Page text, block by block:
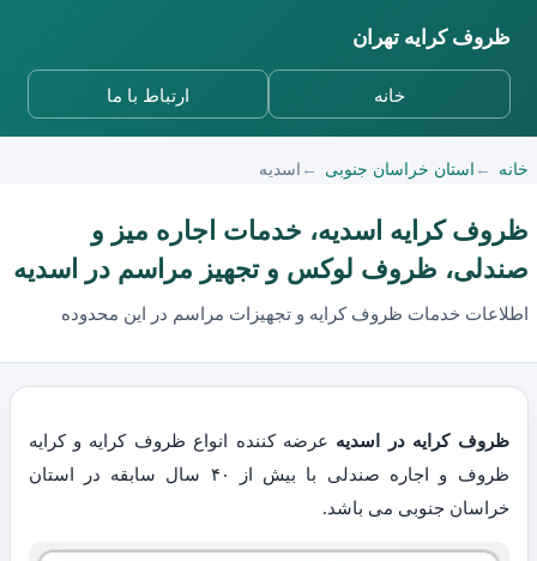
ظروف کرایه تهران
خانه ارتباط با ما
خانه استان خراسان جنوبی اسدیه
ظروف کرایه اسدیه، خدمات اجاره میز و
صندلی، ظروف لوکس و تجهیز مراسم در اسدیه
اطلاعات خدمات ظروف کرایه و تجهیزات مراسم در این محدوده
ظروف کرایه در اسدیه عرضه کننده انواع ظروف کرایه و کرایه
ظروف و اجاره صندلی با بیش از ۴۰ سال سابقه در استان
خراسان جنوبی می باشد.